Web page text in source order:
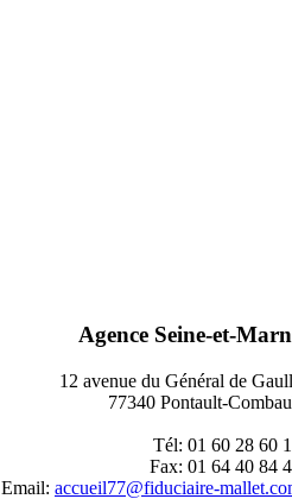
Agence Seine-et-
12 avenue du Général de
77340 Pontault-
Tél: 01 60 28 60
Fax: 01 64 40 84
Email: accueil77@fiduciaire-